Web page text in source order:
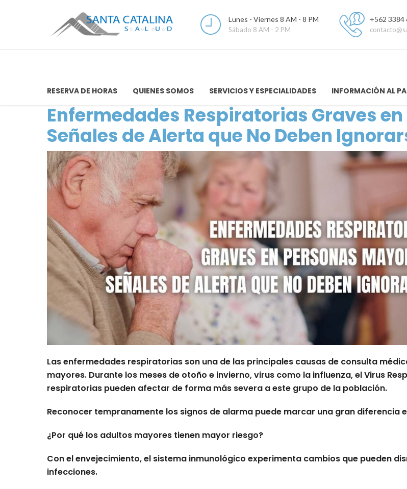
Lunes - Viernes 8 AM - 8 PM
Sábado 8 AM - 2 PM
+562 3384
RESERVA DE HORAS QUIENES SOMOS SERVICIOS Y ESPECIALIDADES INFORMACIÓN AL
Enfermedades Respiratorias Graves
Señales de Alerta que No Deben
Las enfermedades respiratorias son una de las principales causas de consulta
mayores. Durante los meses de otoño e invierno, virus como la influenza, el Virus
respiratorias pueden afectar de forma más severa a este grupo de la población.
Reconocer tempranamente los signos de alarma puede marcar una gran diferencia
¿Por qué los adultos mayores tienen mayor riesgo?
Con el envejecimiento, el sistema inmunológico experimenta cambios que pueden
infecciones.